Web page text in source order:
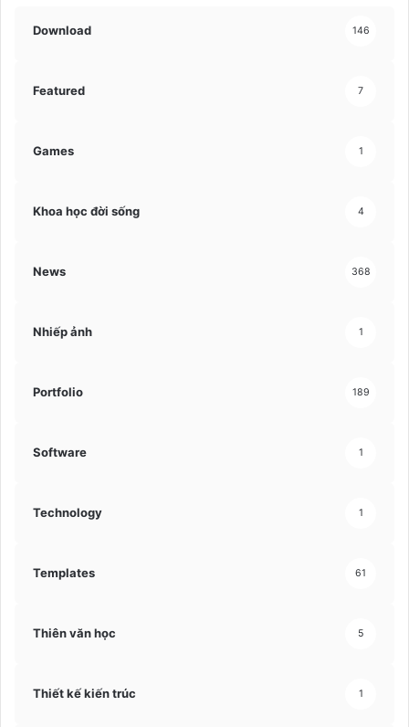
Download 146
Featured 7
Games 1
Khoa học đời sống 4
News 368
Nhiếp ảnh 1
Portfolio 189
Software 1
Technology 1
Templates 61
Thiên văn học 5
Thiết kế kiến trúc 1